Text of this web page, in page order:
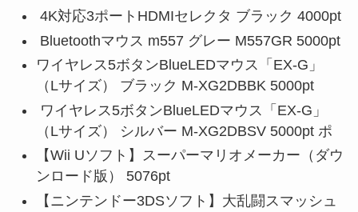
4K対応3ポートHDMIセレクタ ブラック 4000pt
Bluetoothマウス m557 グレー M557GR 5000pt
ワイヤレス5ボタンBlueLEDマウス「EX-G」
（Lサイズ） ブラック M-XG2DBBK 5000pt
ワイヤレス5ボタンBlueLEDマウス「EX-G」
（Lサイズ） シルバー M-XG2DBSV 5000pt ポ
【Wii Uソフト】スーパーマリオメーカー（ダウ
ンロード版） 5076pt
【ニンテンドー3DSソフト】大乱闘スマッシュ